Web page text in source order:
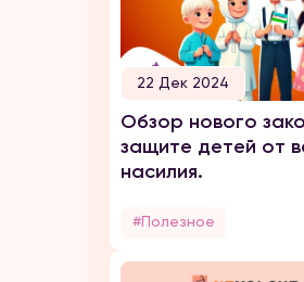
22 Дек 2024
Обзор нового
защите детей от
насилия.
#Полезное